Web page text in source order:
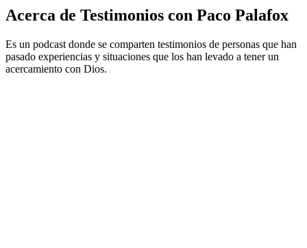
Acerca de Testimonios con Paco Palafox
Es un podcast donde se comparten testimonios de personas que han
pasado experiencias y situaciones que los han levado a tener un
acercamiento con Dios.